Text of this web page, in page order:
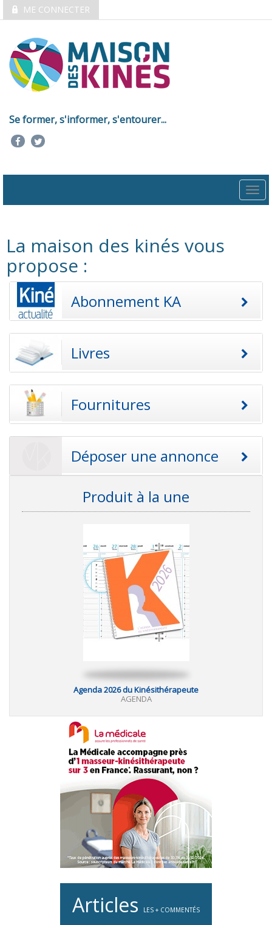
ME CONNECTER
Se former, s'informer, s'entourer...
La maison des kinés vous
propose :
Abonnement KA
Livres
Fournitures
Déposer une annonce
Produit à la une
Agenda 2026 du Kinésithérapeute
AGENDA
Articles LES + COMMENTÉS